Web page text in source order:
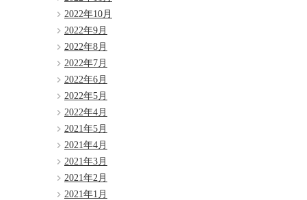
2022年10月
2022年9月
2022年8月
2022年7月
2022年6月
2022年5月
2022年4月
2021年5月
2021年4月
2021年3月
2021年2月
2021年1月